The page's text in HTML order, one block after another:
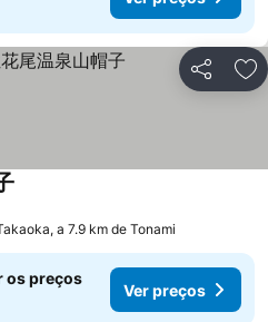
Partilhar
a 7.9 km de Tonami
os preços
Ver preços